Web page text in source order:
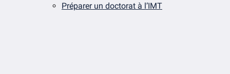
Préparer un doctorat à l’IMT